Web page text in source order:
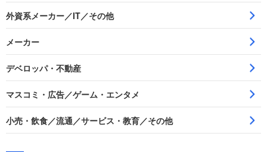
外資系メーカー／IT／その他
メーカー
デベロッパ・不動産
マスコミ・広告／ゲーム・エンタメ
小売・飲食／流通／サービス・教育／その他